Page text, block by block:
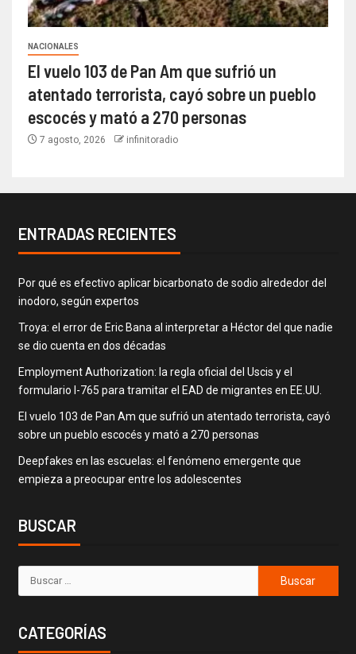
NACIONALES
El vuelo 103 de Pan Am que sufrió un
atentado terrorista, cayó sobre un pueblo
escocés y mató a 270 personas
7 agosto, 2026 infinitoradio
ENTRADAS RECIENTES
Por qué es efectivo aplicar bicarbonato de sodio alrededor del
inodoro, según expertos
Troya: el error de Eric Bana al interpretar a Héctor del que nadie
se dio cuenta en dos décadas
Employment Authorization: la regla oficial del Uscis y el
formulario I-765 para tramitar el EAD de migrantes en EE.UU.
El vuelo 103 de Pan Am que sufrió un atentado terrorista, cayó
sobre un pueblo escocés y mató a 270 personas
Deepfakes en las escuelas: el fenómeno emergente que
empieza a preocupar entre los adolescentes
BUSCAR
CATEGORÍAS